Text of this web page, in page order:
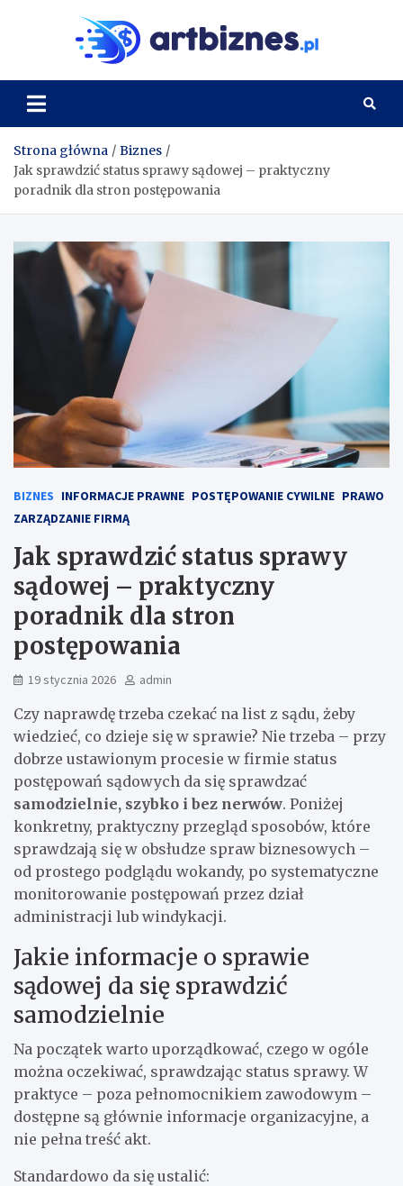
Strona główna
Biznes
Jak sprawdzić status sprawy sądowej – praktyczny
poradnik dla stron postępowania
BIZNES INFORMACJE PRAWNE POSTĘPOWANIE CYWILNE PRAWO
ZARZĄDZANIE FIRMĄ
Jak sprawdzić status sprawy
sądowej – praktyczny
poradnik dla stron
postępowania
19 stycznia 2026 admin
Czy naprawdę trzeba czekać na list z sądu, żeby
wiedzieć, co dzieje się w sprawie? Nie trzeba – przy
dobrze ustawionym procesie w firmie status
postępowań sądowych da się sprawdzać
samodzielnie, szybko i bez nerwów. Poniżej
konkretny, praktyczny przegląd sposobów, które
sprawdzają się w obsłudze spraw biznesowych –
od prostego podglądu wokandy, po systematyczne
monitorowanie postępowań przez dział
administracji lub windykacji.
Jakie informacje o sprawie
sądowej da się sprawdzić
samodzielnie
Na początek warto uporządkować, czego w ogóle
można oczekiwać, sprawdzając status sprawy. W
praktyce – poza pełnomocnikiem zawodowym –
dostępne są głównie informacje organizacyjne, a
nie pełna treść akt.
Standardowo da się ustalić: